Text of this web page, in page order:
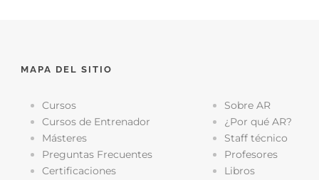
MAPA DEL SITIO
Cursos
Cursos de Entrenador
Másteres
Preguntas Frecuentes
Certificaciones
Sobre AR
¿Por qué AR?
Staff técnico
Profesores
Libros